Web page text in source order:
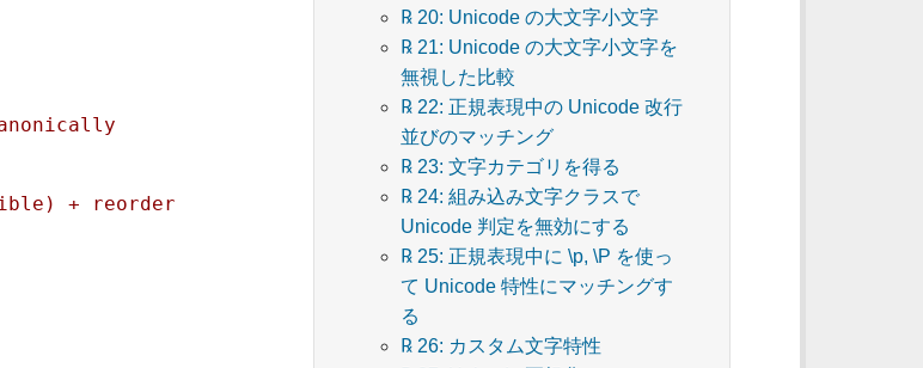
℞ 20: Unicode の大文字小文字
℞ 21: Unicode の大文字小文字を
無視した比較
℞ 22: 正規表現中の Unicode 改行
並びのマッチング
℞ 23: 文字カテゴリを得る
℞ 24: 組み込み文字クラスで
Unicode 判定を無効にする
℞ 25: 正規表現中に \p, \P を使っ
て Unicode 特性にマッチングす
る
℞ 26: カスタム文字特性
+ reorder